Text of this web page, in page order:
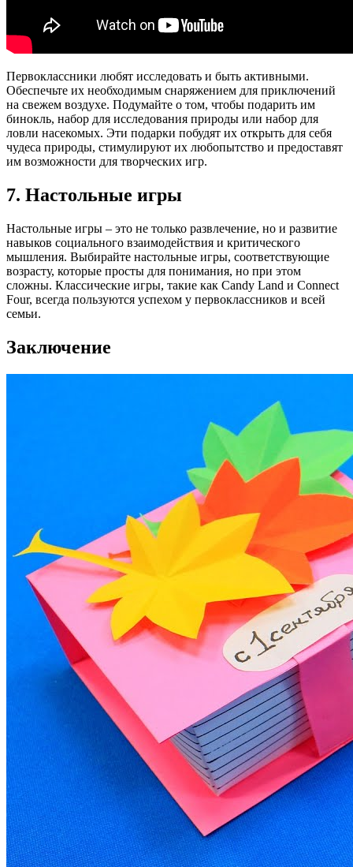
Первоклассники любят исследовать и быть активными.
Обеспечьте их необходимым снаряжением для приключений
на свежем воздухе. Подумайте о том, чтобы подарить им
бинокль, набор для исследования природы или набор для
ловли насекомых. Эти подарки побудят их открыть для себя
чудеса природы, стимулируют их любопытство и предоставят
им возможности для творческих игр.
7. Настольные игры
Настольные игры – это не только развлечение, но и развитие
навыков социального взаимодействия и критического
мышления. Выбирайте настольные игры, соответствующие
возрасту, которые просты для понимания, но при этом
сложны. Классические игры, такие как Candy Land и Connect
Four, всегда пользуются успехом у первоклассников и всей
семьи.
Заключение